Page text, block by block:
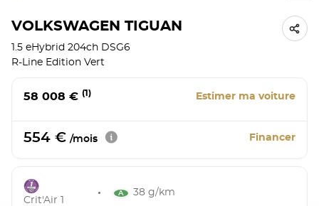
VOLKSWAGEN TIGUAN
1.5 eHybrid 204ch DSG6
R-Line Edition Vert
58 008 € (1) Estimer ma voiture
554 € /mois Financer
Crit'Air 1
38 g/km